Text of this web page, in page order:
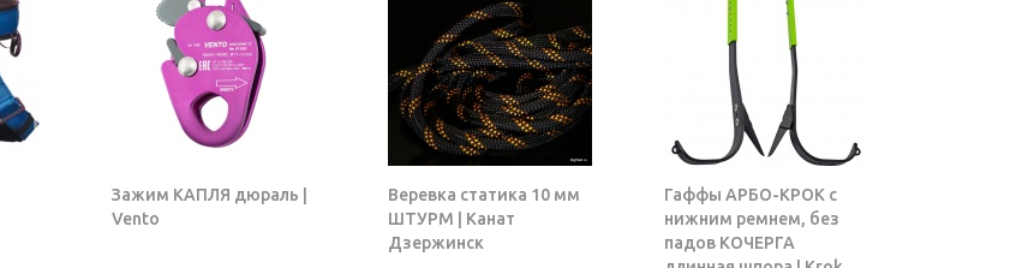
Зажим КАПЛЯ дюраль |
Vento
Веревка статика 10 мм
ШТУРМ | Канат
Дзержинск
Гаффы АРБО-КРОК с
нижним ремнем, без
падов КОЧЕРГА